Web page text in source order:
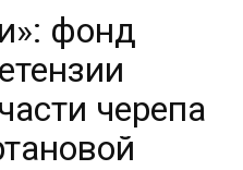
фонд
черепа